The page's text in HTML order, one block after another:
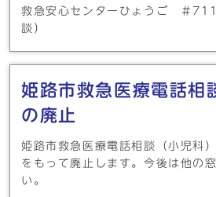
救急安心センターひょうご ＃
談）
姫路市救急医療電話相
の廃止
姫路市救急医療電話相談（小児科
をもって廃止します。今後は他の
い。